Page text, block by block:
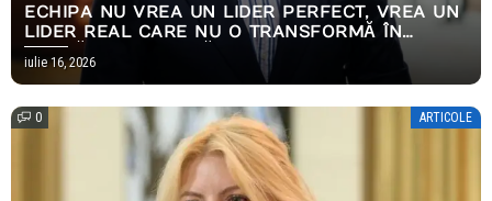
ECHIPA NU VREA UN LIDER PERFECT, VREA UN
LIDER REAL CARE NU O TRANSFORMĂ ÎN
PERNĂ EMOȚIONALĂ
iulie 16, 2026
0 ARTICOLE